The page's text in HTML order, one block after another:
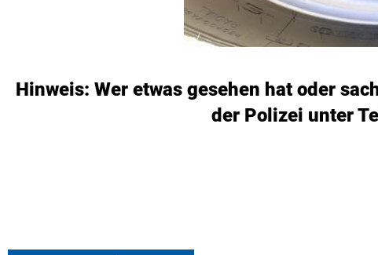
Hinweis: Wer etwas gesehen hat oder
der Polizei unter